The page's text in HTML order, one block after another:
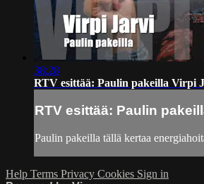
38:28
RTV esittää: Paulin pakeilla Virpi
RTV esittää: Paulin
Paulin pakeilla tällä kertaa
Help Terms Privacy Cookies Sign in